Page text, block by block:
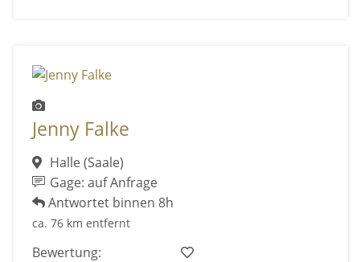
Jenny Falke
Halle (Saale)
Gage: auf Anfrage
Antwortet binnen 8h
ca. 76 km entfernt
Bewertung: